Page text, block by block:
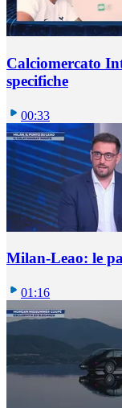
Calciomercato
specifiche
00:33
Milan-Leao: le
01:16